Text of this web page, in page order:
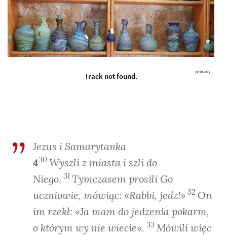
Jezus i Samarytanka
430 Wyszli z miasta i szli do
Niego. 31 Tymczasem prosili Go
uczniowie, mówiąc: «Rabbi, jedz!» 32 On
im rzekł: «Ja mam do jedzenia pokarm,
o którym wy nie wiecie». 33 Mówili więc